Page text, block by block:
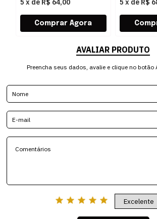
5 x de R$ 64,00 5 x de R$
AVALIAR PRODUTO
Preencha seus dados, avalie e clique no botão